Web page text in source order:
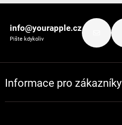
info@yourapple.cz
Pište kdykoliv
Informace pro zákazníky